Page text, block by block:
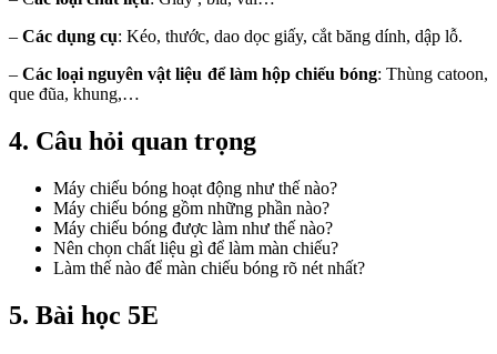
– Các dụng cụ: Kéo, thước, dao dọc giấy, cắt băng dính, dập lỗ.
–Các loại nguyên vật liệu để làm hộp chiếu bóng: Thùng catoon,
que đũa, khung,…
4. Câu hỏi quan trọng
Máy chiếu bóng hoạt động như thế nào?
Máy chiếu bóng gồm những phần nào?
Máy chiếu bóng được làm như thế nào?
Nên chọn chất liệu gì để làm màn chiếu?
Làm thế nào để màn chiếu bóng rõ nét nhất?
5. Bài học 5E